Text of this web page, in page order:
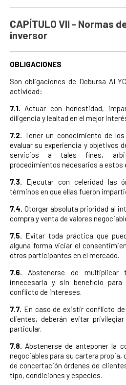
CAPÍTULO VII - Normas
inversor
OBLIGACIONES
Son obligaciones de Debursa
actividad:
7.1. Actuar con honestidad,
diligencia y lealtad en el mejor
7.2. Tener un conocimiento de
evaluar su experiencia y objetivos
servicios a tales fines,
procedimientos necesarios a estos
7.3. Ejecutar con celeridad las
términos en que ellas fueron
7.4. Otorgar absoluta prioridad al
compra y venta de valores
7.5. Evitar toda práctica que
alguna forma viciar el
otros participantes en el mercado.
7.6. Abstenerse de multiplicar
innecesaria y sin beneficio
conflicto de intereses.
7.7. En caso de existir conflicto
clientes, deberán evitar
particular.
7.8. Abstenerse de anteponer la
negociables para su cartera propia,
de concertación órdenes de
tipo, condiciones y especies.